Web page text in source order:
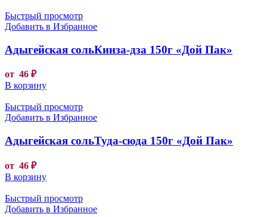
Быстрый просмотр
Добавить в Избранное
Адыгейская сольКинза-дза 150г «Дой Пак»
от 46 ₽
В корзину
Быстрый просмотр
Добавить в Избранное
Адыгейская сольТуда-сюда 150г «Дой Пак»
от 46 ₽
В корзину
Быстрый просмотр
Добавить в Избранное